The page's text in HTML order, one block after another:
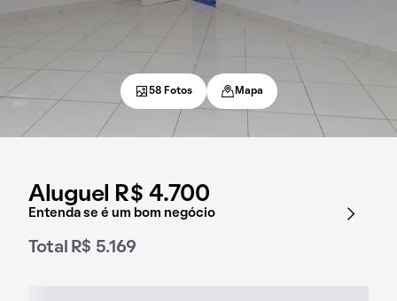
Aluguel R$ 4.700
Entenda se é um bom negócio
Total R$ 5.169
58 Fotos Mapa